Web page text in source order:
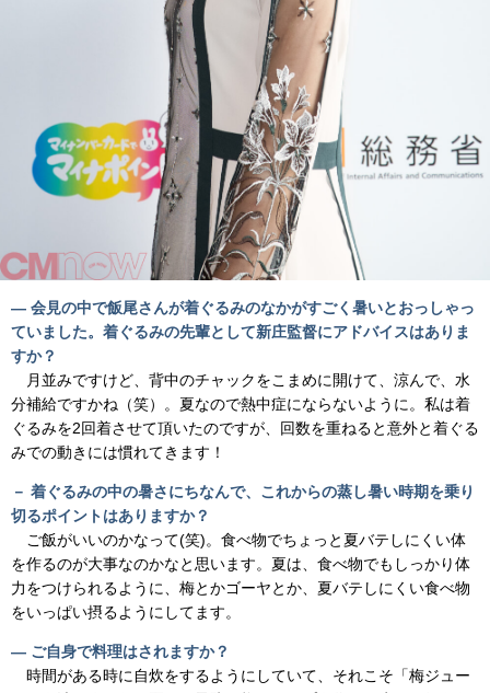
― 会見の中で飯尾さんが着ぐるみのなかがすごく暑いとおっしゃっ
ていました。着ぐるみの先輩として新庄監督にアドバイスはありま
すか？
月並みですけど、背中のチャックをこまめに開けて、涼んで、水
分補給ですかね（笑）。夏なので熱中症にならないように。私は着
ぐるみを2回着させて頂いたのですが、回数を重ねると意外と着ぐる
みでの動きには慣れてきます！
－ 着ぐるみの中の暑さにちなんで、これからの蒸し暑い時期を乗り
切るポイントはありますか？
ご飯がいいのかなって(笑)。食べ物でちょっと夏バテしにくい体
を作るのが大事なのかなと思います。夏は、食べ物でもしっかり体
力をつけられるように、梅とかゴーヤとか、夏バテしにくい食べ物
をいっぱい摂るようにしてます。
― ご自身で料理はされますか？
時間がある時に自炊をするようにしていて、それこそ「梅ジュー